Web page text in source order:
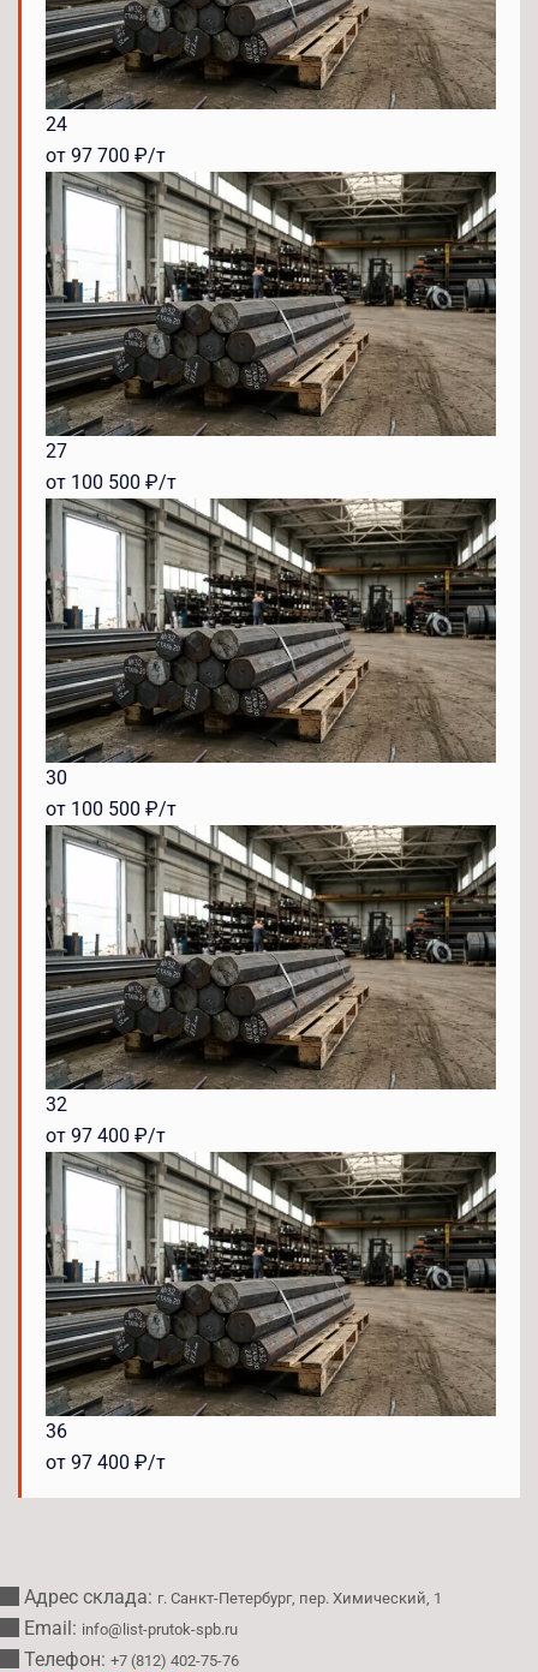
24
от 97 700 ₽/т
27
от 100 500 ₽/т
30
от 100 500 ₽/т
32
от 97 400 ₽/т
36
от 97 400 ₽/т
Адрес склада: г. Санкт-Петербург, пер. Химический, 1
Email: info@list-prutok-spb.ru
Телефон: +7 (812) 402-75-76